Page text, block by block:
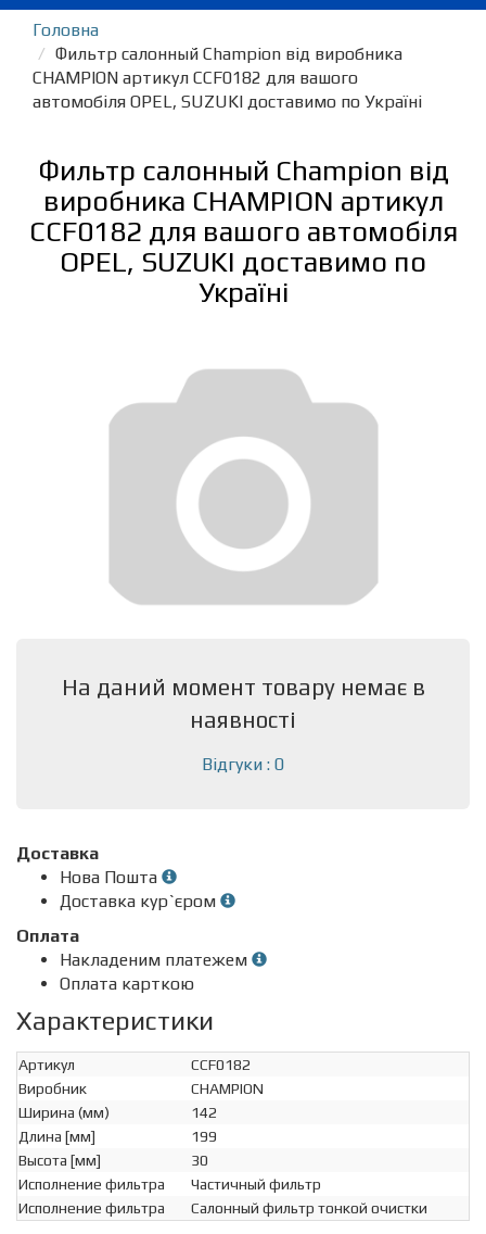
Головна
Фильтр салонный Champion від виробника
CHAMPION артикул CCF0182 для вашого
автомобіля OPEL, SUZUKI доставимо по Україні
Фильтр салонный Champion від
виробника CHAMPION артикул
CCF0182 для вашого автомобіля
OPEL, SUZUKI доставимо по
Україні
На даний момент товару немає в
наявності
Відгуки : 0
Доставка
Нова Пошта
Доставка кур`єром
Оплата
Накладеним платежем
Оплата карткою
Характеристики
Артикул
CCF0182
Виробник
CHAMPION
Ширина (мм)
142
Длина [мм]
199
Высота [мм]
30
Исполнение фильтра
Частичный фильтр
Исполнение фильтра
Салонный фильтр тонкой очистки